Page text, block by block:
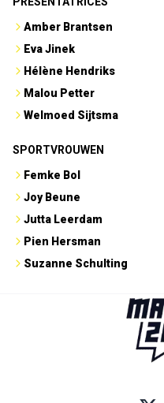
Amber Brantsen
Eva Jinek
Hélène Hendriks
Malou Petter
Welmoed Sijtsma
SPORTVROUWEN
Femke Bol
Joy Beune
Jutta Leerdam
Pien Hersman
Suzanne Schulting